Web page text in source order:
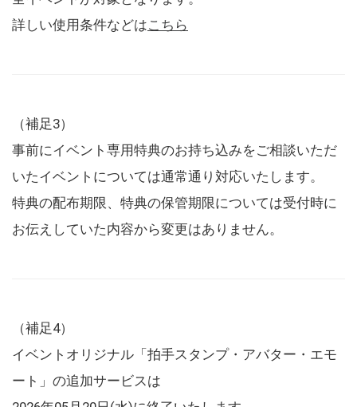
詳しい使用条件などはこちら
（補足3）
事前にイベント専用特典のお持ち込みをご相談いただ
いたイベントについては通常通り対応いたします。
特典の配布期限、特典の保管期限については受付時に
お伝えしていた内容から変更はありません。
（補足4）
イベントオリジナル「拍手スタンプ・アバター・エモ
ート」の追加サービスは